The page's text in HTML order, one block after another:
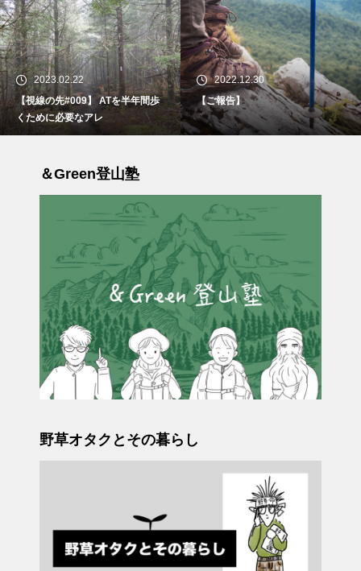
2023.02.22
【視線の先#009】 ATを半年間歩
くために必要なアレ
2022.12.30
【ご報告】
＆Green登山塾
野草オタクとその暮らし